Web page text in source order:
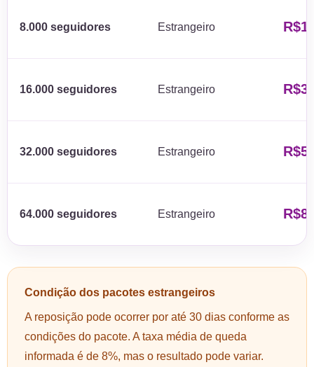
8.000 seguidores Estrangeiro
16.000 seguidores Estrangeiro
32.000 seguidores Estrangeiro
64.000 seguidores Estrangeiro
Condição dos pacotes estrangeiros
A reposição pode ocorrer por até 30 dias conforme as
condições do pacote. A taxa média de queda
informada é de 8%, mas o resultado pode variar.